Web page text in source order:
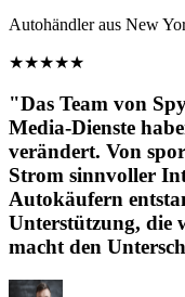
Autohändler aus New
★★★★★
"Das Team von
Media-Dienste
verändert. Von
Strom sinnvoller
Autokäufern
Unterstützung, die
macht den